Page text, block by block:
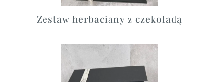
Zestaw herbaciany z czekoladą